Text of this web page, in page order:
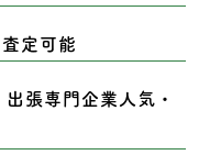
定可能
張専門企業人気・